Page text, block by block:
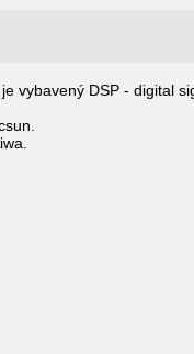
vybavený DSP - digital